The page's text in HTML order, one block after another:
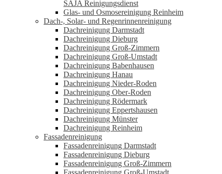
SAJA Reinigungsdienst
Glas- und Osmosereinigung Reinheim
Dach-, Solar- und Regenrinnenreinigung
Dachreinigung Darmstadt
Dachreinigung Dieburg
Dachreinigung Groß-Zimmern
Dachreinigung Groß-Umstadt
Dachreinigung Babenhausen
Dachreinigung Hanau
Dachreinigung Nieder-Roden
Dachreinigung Ober-Roden
Dachreinigung Rödermark
Dachreinigung Eppertshausen
Dachreinigung Münster
Dachreinigung Reinheim
Fassadenreinigung
Fassadenreinigung Darmstadt
Fassadenreinigung Dieburg
Fassadenreinigung Groß-Zimmern
Fassadenreinigung Groß-Umstadt